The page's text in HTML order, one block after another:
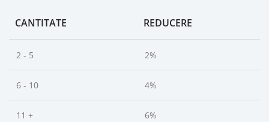
CANTITATE REDUCERE
2 - 5 2%
6 - 10 4%
11 + 6%